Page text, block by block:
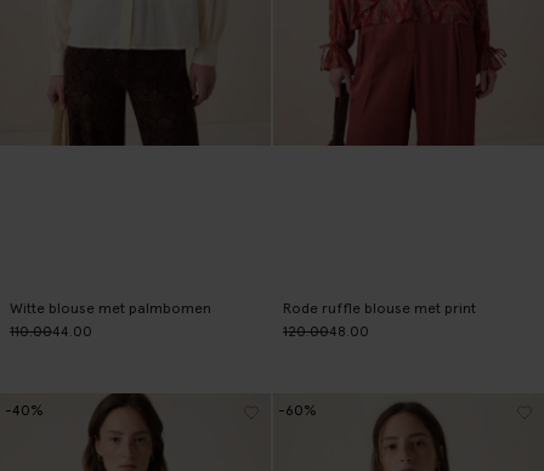
Witte blouse met palmbomen
110.0044.00
Rode ruffle blouse met print
120.0048.00
-40% -60%